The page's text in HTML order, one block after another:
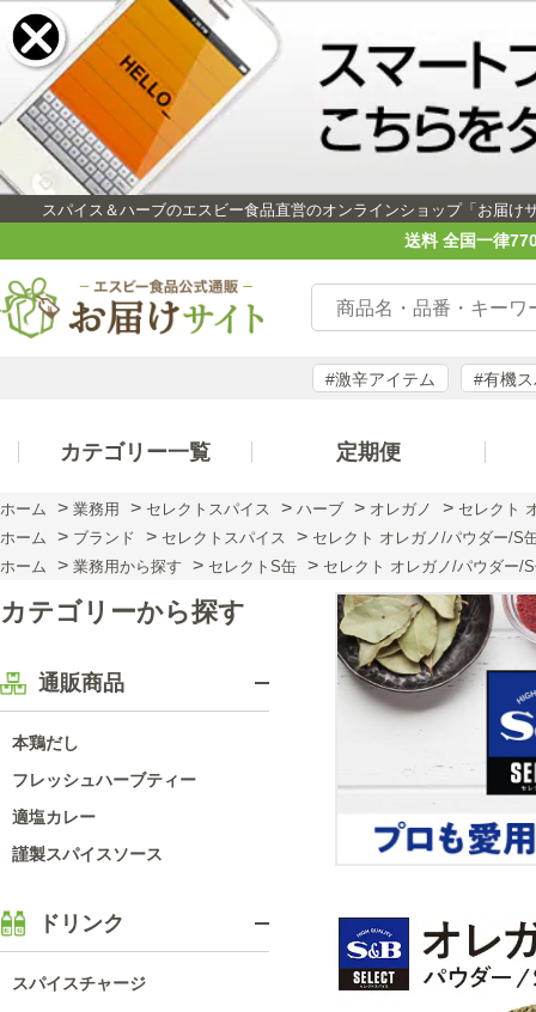
スパイス＆ハーブのエスビー食品直営のオンラインショップ「お届け
送料 全国一律
#激辛アイテム #有機
カテゴリー一覧 定期便
ホーム > 業務用 > セレクトスパイス > ハーブ > オレガノ > セレクト
ホーム
> ブランド > セレクトスパイス > セレクト オレガノ/パウダー/S
ホーム
> 業務用から探す > セレクトS缶 > セレクト オレガノ/パウダー/
カテゴリーから探す
通販商品
本鶏だし
フレッシュハーブティー
適塩カレー
謹製スパイスソース
ドリンク
スパイスチャージ